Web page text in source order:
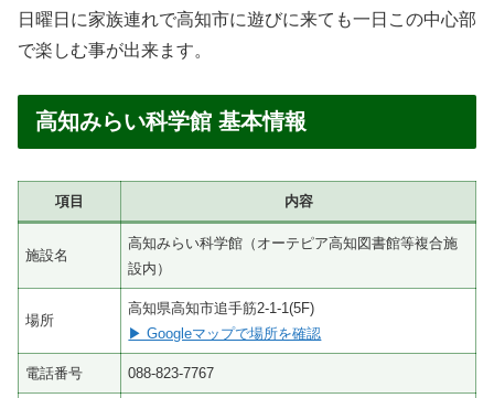
日曜日に家族連れで高知市に遊びに来ても一日この中心部
で楽しむ事が出来ます。
高知みらい科学館 基本情報
項目 内容
施設名
高知みらい科学館（オーテピア高知図書館等複合施
設内）
場所
高知県高知市追手筋2-1-1(5F)
▶ Googleマップで場所を確認
電話番号 088-823-7767